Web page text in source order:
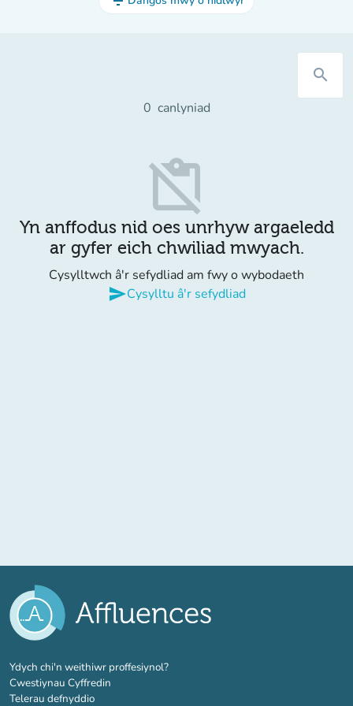
search
0 canlyniad
content_paste_off
Yn anffodus nid oes unrhyw argaeledd
ar gyfer eich chwiliad mwyach.
Cysylltwch â'r sefydliad am fwy o wybodaeth
sendCysylltu â'r sefydliad
Ydych chi'n weithiwr proffesiynol?(tab newydd)
Cwestiynau Cyffredin
Telerau defnyddio